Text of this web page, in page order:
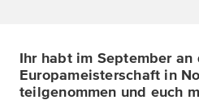
Ihr habt im September an
Europameisterschaft in
teilgenommen und euch